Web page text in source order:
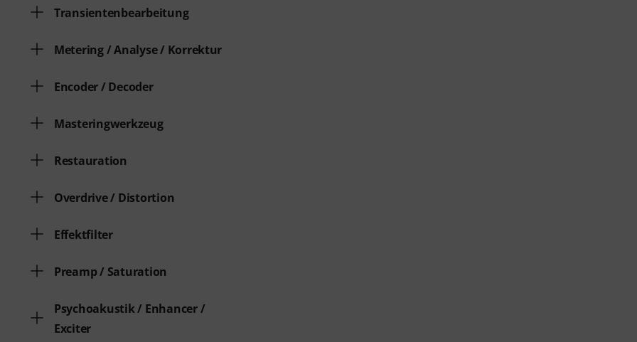
Transientenbearbeitung
Metering / Analyse / Korrektur
Encoder / Decoder
Masteringwerkzeug
Restauration
Overdrive / Distortion
Effektfilter
Preamp / Saturation
Psychoakustik / Enhancer /
Exciter